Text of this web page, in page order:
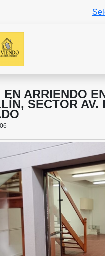
ARRIENDO
SECTOR AV.